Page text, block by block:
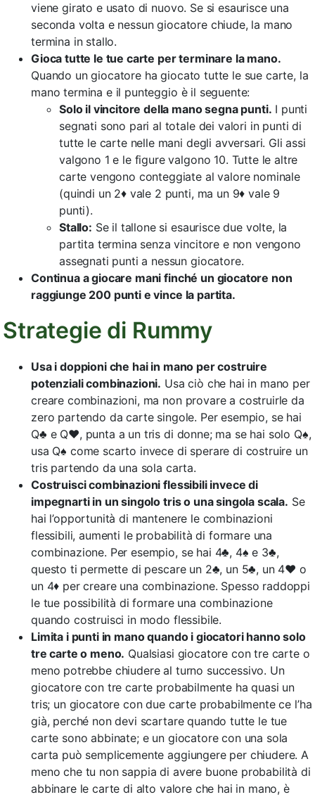
viene girato e usato di nuovo. Se si esaurisce una
seconda volta e nessun giocatore chiude, la mano
termina in stallo.
Gioca tutte le tue carte per terminare la mano.
Quando un giocatore ha giocato tutte le sue carte, la
mano termina e il punteggio è il seguente:
Solo il vincitore della mano segna punti. I punti
segnati sono pari al totale dei valori in punti di
tutte le carte nelle mani degli avversari. Gli assi
valgono 1 e le figure valgono 10. Tutte le altre
carte vengono conteggiate al valore nominale
(quindi un 2♦ vale 2 punti, ma un 9♦ vale 9
punti).
Stallo: Se il tallone si esaurisce due volte, la
partita termina senza vincitore e non vengono
assegnati punti a nessun giocatore.
Continua a giocare mani finché un giocatore non
raggiunge 200 punti e vince la partita.
Strategie di Rummy
Usa i doppioni che hai in mano per costruire
potenziali combinazioni. Usa ciò che hai in mano per
creare combinazioni, ma non provare a costruirle da
zero partendo da carte singole. Per esempio, se hai
Q♣ e Q♥, punta a un tris di donne; ma se hai solo Q♠,
usa Q♠ come scarto invece di sperare di costruire un
tris partendo da una sola carta.
Costruisci combinazioni flessibili invece di
impegnarti in un singolo tris o una singola scala. Se
hai l’opportunità di mantenere le combinazioni
flessibili, aumenti le probabilità di formare una
combinazione. Per esempio, se hai 4♣, 4♠ e 3♣,
questo ti permette di pescare un 2♣, un 5♣, un 4♥ o
un 4♦ per creare una combinazione. Spesso raddoppi
le tue possibilità di formare una combinazione
quando costruisci in modo flessibile.
Limita i punti in mano quando i giocatori hanno solo
tre carte o meno. Qualsiasi giocatore con tre carte o
meno potrebbe chiudere al turno successivo. Un
giocatore con tre carte probabilmente ha quasi un
tris; un giocatore con due carte probabilmente ce l’ha
già, perché non devi scartare quando tutte le tue
carte sono abbinate; e un giocatore con una sola
carta può semplicemente aggiungere per chiudere. A
meno che tu non sappia di avere buone probabilità di
abbinare le carte di alto valore che hai in mano, è